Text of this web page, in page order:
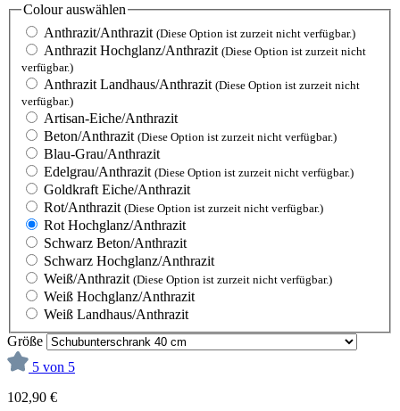
Colourauswählen
Anthrazit/Anthrazit (Diese Option ist zurzeit nicht verfügbar.)
Anthrazit Hochglanz/Anthrazit (Diese Option ist zurzeit nicht
verfügbar.)
Anthrazit Landhaus/Anthrazit (Diese Option ist zurzeit nicht
verfügbar.)
Artisan-Eiche/Anthrazit
Beton/Anthrazit (Diese Option ist zurzeit nicht verfügbar.)
Blau-Grau/Anthrazit
Edelgrau/Anthrazit (Diese Option ist zurzeit nicht verfügbar.)
Goldkraft Eiche/Anthrazit
Rot/Anthrazit (Diese Option ist zurzeit nicht verfügbar.)
Rot Hochglanz/Anthrazit
Schwarz Beton/Anthrazit
Schwarz Hochglanz/Anthrazit
Weiß/Anthrazit (Diese Option ist zurzeit nicht verfügbar.)
Weiß Hochglanz/Anthrazit
Weiß Landhaus/Anthrazit
Größe
5 von 5
102,90 €